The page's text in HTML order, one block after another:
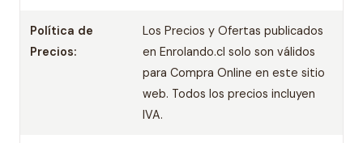
Política de
Precios:
Los Precios y Ofertas publicados
en Enrolando.cl solo son válidos
para Compra Online en este sitio
web. Todos los precios incluyen
IVA.